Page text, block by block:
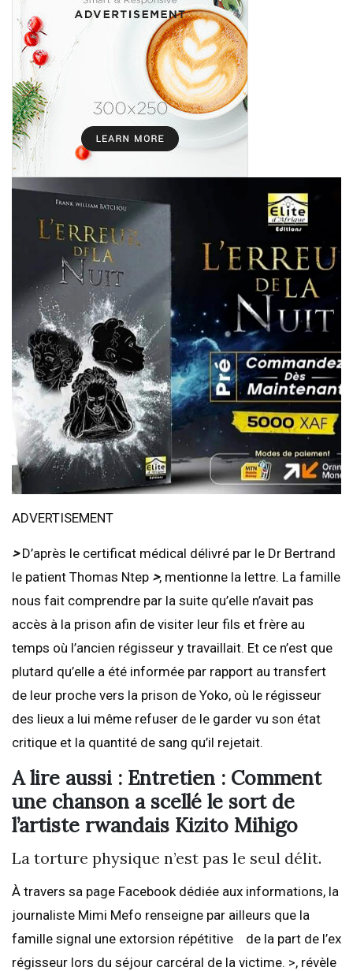
ADVERTISEMENT
>D’après le certificat médical délivré par le Dr Bertrand
le patient Thomas Ntep >, mentionne la lettre. La famille
nous fait comprendre par la suite qu’elle n’avait pas
accès à la prison afin de visiter leur fils et frère au
temps où l’ancien régisseur y travaillait. Et ce n’est que
plutard qu’elle a été informée par rapport au transfert
de leur proche vers la prison de Yoko, où le régisseur
des lieux a lui même refuser de le garder vu son état
critique et la quantité de sang qu’il rejetait.
A lire aussi : Entretien : Comment
une chanson a scellé le sort de
l’artiste rwandais Kizito Mihigo
La torture physique n’est pas le seul délit.
À travers sa page Facebook dédiée aux informations, la
journaliste Mimi Mefo renseigne par ailleurs que la
famille signal une extorsion répétitive de la part de l’ex
régisseur lors du séjour carcéral de la victime. >, révèle